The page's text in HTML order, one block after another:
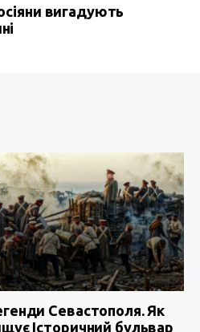
вигадують
Севастополя. Як
Історичний бульвар